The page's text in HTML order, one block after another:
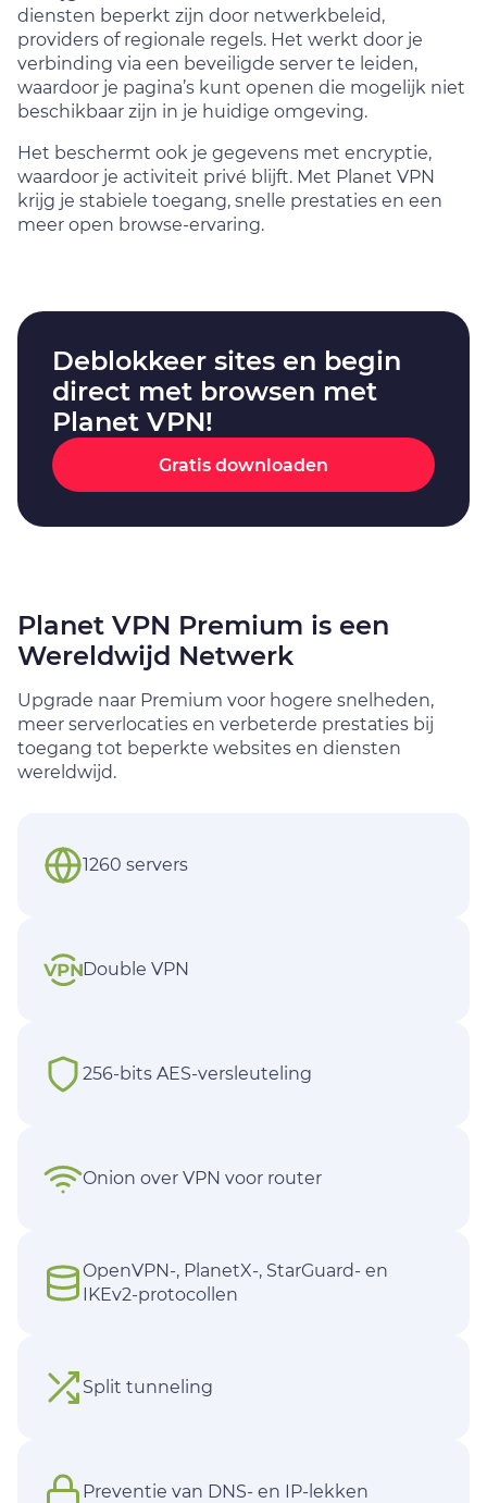
diensten beperkt zijn door netwerkbeleid,
providers of regionale regels. Het werkt door je
verbinding via een beveiligde server te leiden,
waardoor je pagina’s kunt openen die mogelijk niet
beschikbaar zijn in je huidige omgeving.
Het beschermt ook je gegevens met encryptie,
waardoor je activiteit privé blijft. Met Planet VPN
krijg je stabiele toegang, snelle prestaties en een
meer open browse-ervaring.
Deblokkeer sites en begin
direct met browsen met
Planet VPN!
Gratis downloaden
Planet VPN Premium is een
Wereldwijd Netwerk
Upgrade naar Premium voor hogere snelheden,
meer serverlocaties en verbeterde prestaties bij
toegang tot beperkte websites en diensten
wereldwijd.
1260 servers
Double VPN
256-bits AES-versleuteling
Onion over VPN voor router
OpenVPN-, PlanetX-, StarGuard- en
IKEv2-protocollen
Split tunneling
Preventie van DNS- en IP-lekken